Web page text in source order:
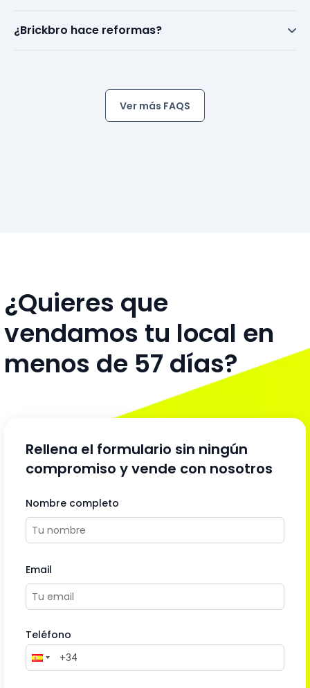
¿Brickbro hace reformas?
Ver más FAQS
¿Quieres que
vendamos tu local en
menos de 57 días?
Rellena el formulario sin ningún
compromiso y vende con nosotros
Nombre completo
Email
Teléfono